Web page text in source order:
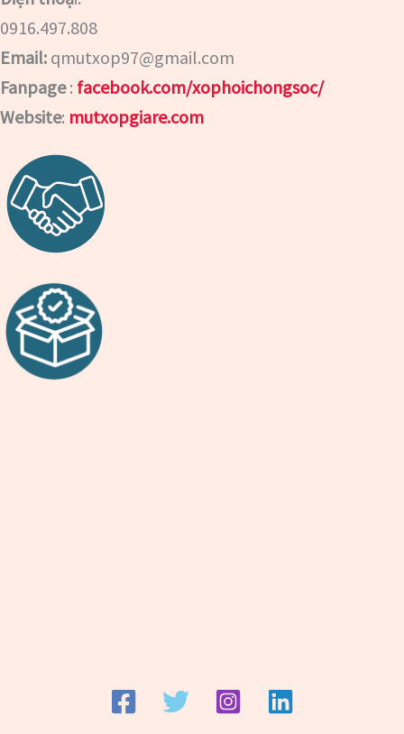
0916.497.808
Email: qmutxop97@gmail.com
Fanpage: facebook.com/xophoichongsoc/
Website: mutxopgiare.com